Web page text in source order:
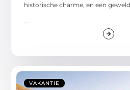
historische charme, en een
...
VAKANTIE